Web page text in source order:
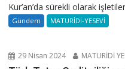
Kur’an’da sürekli olarak
Gündem MATURİDİ-YESEVİ
29 Nisan 2024 MATURİDİ